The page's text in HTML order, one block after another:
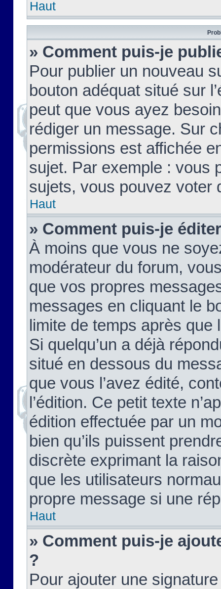
Haut
» Comment puis-je
Pour publier un nouveau
bouton adéquat situé sur
peut que vous ayez
rédiger un message. Sur
permissions est affichée
sujet. Par exemple : vous
sujets, vous pouvez voter
Haut
» Comment puis-je
À moins que vous ne
modérateur du forum,
que vos propres
messages en cliquant le
limite de temps après que
Si quelqu’un a déjà
situé en dessous du
que vous l’avez édité,
l’édition. Ce petit texte
édition effectuée par un
bien qu’ils puissent
discrète exprimant la
que les utilisateurs
propre message si une
Haut
» Comment puis-je
?
Pour ajouter une